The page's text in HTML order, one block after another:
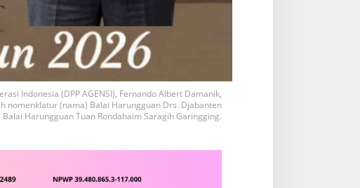
Indonesia (DPP AGENSI), Fernando Albert Damanik,
nomenklatur (nama) Balai Harungguan Drs. Djabanten
Harungguan Tuan Rondahaim Saragih Garingging.